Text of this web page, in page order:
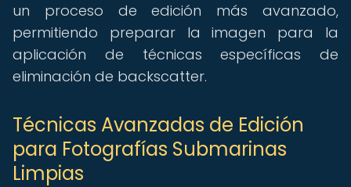
un proceso de edición más avanzado,
permitiendo preparar la imagen para la
aplicación de técnicas específicas de
eliminación de backscatter.
Técnicas Avanzadas de Edición
para Fotografías Submarinas
Limpias